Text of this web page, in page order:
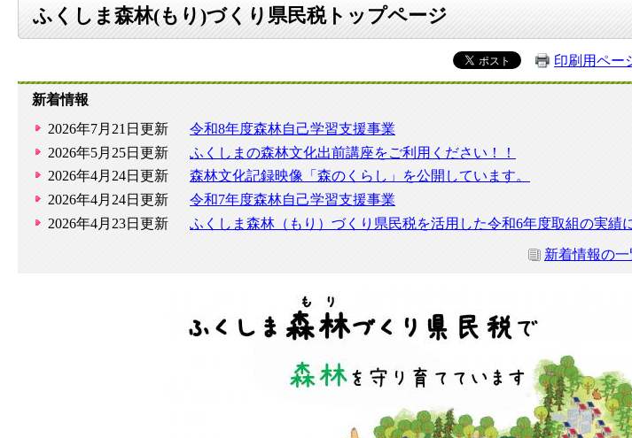
ふくしま森林(もり)づくり県民税トップページ
印刷用ペー
新着情報
2026年7月21日更新
令和8年度森林自己学習支援事業
2026年5月25日更新
ふくしまの森林文化出前講座をご利用ください！！
2026年4月24日更新
森林文化記録映像「森のくらし」を公開しています。
2026年4月24日更新
令和7年度森林自己学習支援事業
2026年4月23日更新
ふくしま森林（もり）づくり県民税を活用した令和6年度取組の実績
新着情報の